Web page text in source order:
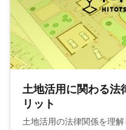
土地活用に関わる法
リット
土地活用の法律関係を理